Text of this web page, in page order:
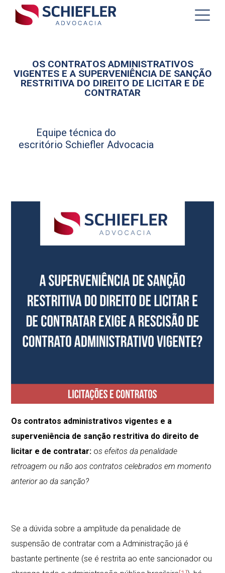
OS CONTRATOS ADMINISTRATIVOS
VIGENTES E A SUPERVENIÊNCIA DE SANÇÃO
RESTRITIVA DO DIREITO DE LICITAR E DE
CONTRATAR
Equipe técnica do
escritório Schiefler Advocacia
Os contratos administrativos vigentes e a
superveniência de sanção restritiva do direito de
licitar e de contratar: os efeitos da penalidade
retroagem ou não aos contratos celebrados em momento
anterior ao da sanção?
Se a dúvida sobre a amplitude da penalidade de
suspensão de contratar com a Administração já é
bastante pertinente (se é restrita ao ente sancionador ou